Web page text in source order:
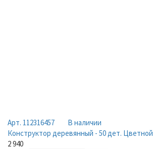
Арт. 112316457
В наличии
Конструктор деревянный - 50 дет. Цветной
2 940